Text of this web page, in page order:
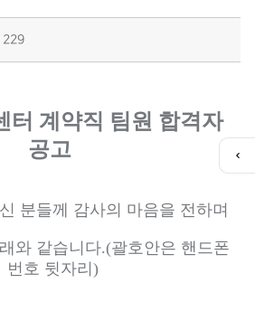
229
터 계약직 팀원 합격자
공고
분들께 감사의 마음을 전하며
와 같습니다.(괄호안은 핸드폰
번호 뒷자리 )
퀵
메